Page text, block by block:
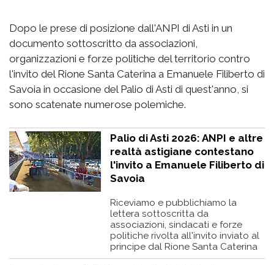
Dopo le prese di posizione dall'ANPI di Asti in un
documento sottoscritto da associazioni,
organizzazioni e forze politiche del territorio contro
l'invito del Rione Santa Caterina a Emanuele Filiberto di
Savoia in occasione del Palio di Asti di quest'anno, si
sono scatenate numerose polemiche.
Palio di Asti 2026: ANPI e altre
realtà astigiane contestano
l'invito a Emanuele Filiberto di
Savoia
Riceviamo e pubblichiamo la
lettera sottoscritta da
associazioni, sindacati e forze
politiche rivolta all'invito inviato al
principe dal Rione Santa Caterina